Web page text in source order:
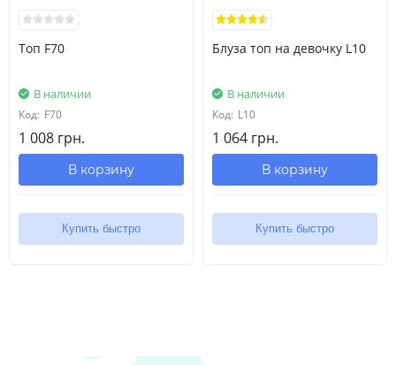
Топ F70
В наличии
Код: F70
1 008 грн.
В корзину
Купить быстро
Блуза топ на девочку L10
В наличии
Код: L10
1 064 грн.
В корзину
Купить быстро